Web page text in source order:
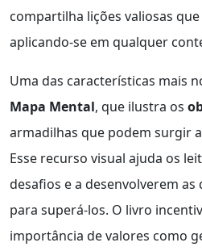
compartilha lições valiosas
aplicando-se em qualquer
Uma das características mais
Mapa Mental, que ilustra os
armadilhas que podem surgir
Esse recurso visual ajuda os
desafios e a desenvolverem as
para superá-los. O livro
importância de valores como